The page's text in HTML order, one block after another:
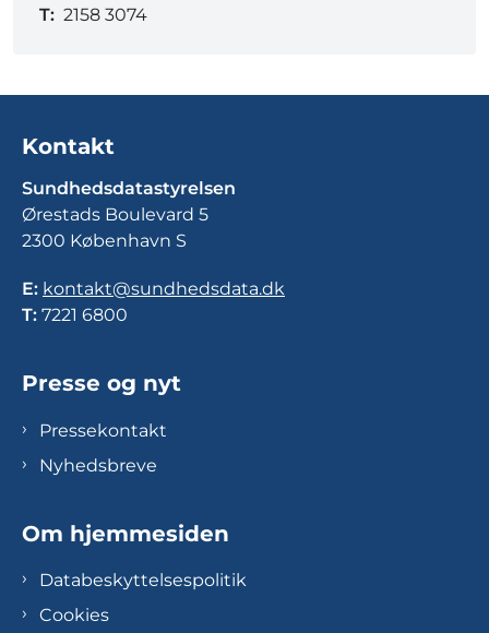
T: 2158 3074
Kontakt
Sundhedsdatastyrelsen
Ørestads Boulevard 5
2300 København S
E: kontakt@sundhedsdata.dk
T: 7221 6800
Presse og nyt
Pressekontakt
Nyhedsbreve
Om hjemmesiden
Databeskyttelsespolitik
Cookies